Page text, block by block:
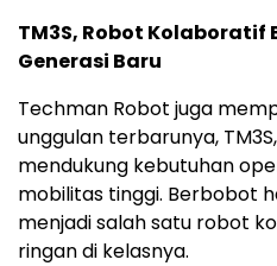
TM3S, Robot Kolaboratif
Generasi Baru
Techman Robot juga
unggulan terbarunya,
mendukung kebutuhan
mobilitas tinggi. Berbobot
menjadi salah satu robot
ringan di kelasnya.